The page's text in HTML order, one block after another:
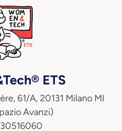
ETS
61/A, 20131 Milano MI
Avanzi)